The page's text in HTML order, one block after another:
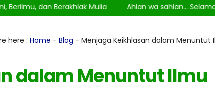
dan Berakhlak Mulia Ahlan wa sahlan... Selamat
here : Home - Blog - Menjaga Keikhlasan dalam Menuntut
dalam Menuntut Ilmu